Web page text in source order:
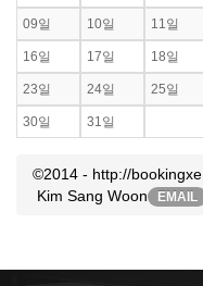
09일 10일 11일
16일 17일 18일
23일 24일 25일
30일 31일
©2014 - http://
Kim Sang Woon
EMAIL